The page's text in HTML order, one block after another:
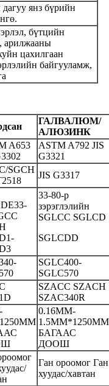
янз бүрийн
бүтцийн
арилжааны
цахилгаан
байгууламж,
ГАЛВАЛЮМ/
АЛЮЗИНК
A653
ASTM A792 JIS
G3321
SGCH
JIS G3317
33-80-р
зэрэглэлийн
SGLCC SGLCD
SGLCDD
SGLC400-
SGLC570
SZACC SZACH
SZAC340R
0.16MM-
1.5MM*1250MM
БАГААС
ДООШ
Ган ороомог Ган
хуудас/хавтан